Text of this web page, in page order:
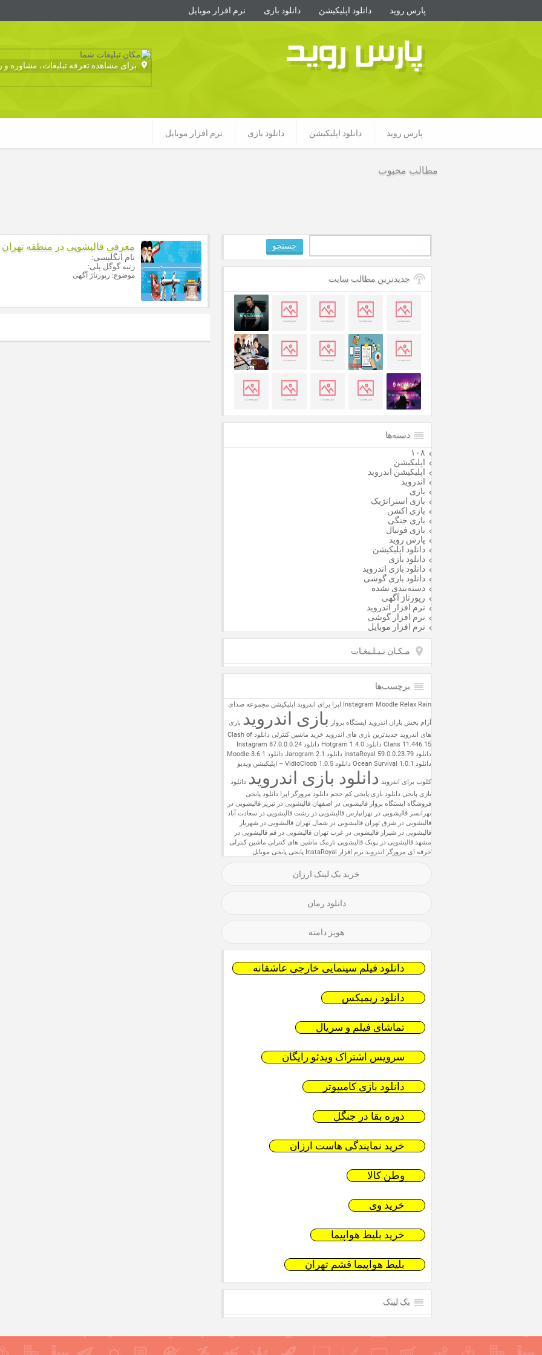
پارس روید دانلود اپلیکیشن دانلود بازی نرم افزار موبایل
پارس روید برای مشاهده تعرفه تبلیغات، مشاوره و
پارس روید دانلود اپلیکیشن دانلود بازی نرم افزار موبایل
مطالب محبوب
جستجو
جدیدترین مطالب سایت
دسته‌ها
۱۰۸
اپلیکیشن
اپلیکیشن اندروید
اندروید
بازی
بازی استراتژیک
بازی اکشن
بازی جنگی
بازی فوتبال
پارس روید
دانلود اپلیکیشن
دانلود بازی
دانلود بازی اندروید
دانلود بازی گوشی
دسته‌بندی نشده
رپورتاژ آگهی
نرم افزار اندروید
نرم افزار گوشی
نرم افزار موبایل
مـکـان تـبـلـیغـات
برچسب‌ها
Instagram Moodle Relax Rain اپرا برای اندروید اپلیکیشن مجموعه صدای
آرام بخش باران اندروید ایستگاه پرواز بازی اندروید بازی
های اندروید جدیدترین بازی های اندروید خرید ماشین کنترلی
دانلود Clash of
Clans 11.446.15 دانلود Hotgram 1.4.0
دانلود Instagram 87.0.0.0.24
دانلود InstaRoyal 59.0.0.23.79
دانلود Jarogram 2.1
دانلود Moodle 3.6.1
دانلود Ocean Survival 1.0.1
دانلود VidioCloob 1.0.5 – اپلیکیشن ویدیو
کلوب برای اندروید دانلود بازی اندروید دانلود
بازی پابجی دانلود بازی پابجی کم حجم دانلود مرورگر اپرا دانلود پابجی
فروشگاه ایستگاه پرواز قالیشویی در اصفهان قالیشویی در تبریز قالیشویی در
تهرانسر قالیشویی در تهرانپارس قالیشویی در رشت قالیشویی در سعادت آباد
قالیشویی در شرق تهران قالیشویی در شمال تهران قالیشویی در شهریار
قالیشویی در شیراز قالیشویی در غرب تهران قالیشویی در قم قالیشویی در
مشهد قالیشویی در پونک قالیشویی نارمک ماشین های کنترلی ماشین کنترلی
حرفه ای مرورگر اندروید نرم افزار InstaRoyal پابجی پابجی موبایل
خرید بک لینک ارزان
دانلود رمان
هویز دامنه
دانلود فیلم سینمایی خارجی عاشقانه
دانلود ریمیکس
تماشای فیلم و سریال
سرویس اشتراک ویدئو رایگان
دانلود بازی کامیپوتر
دوره بقا در جنگل
خرید نمایندگی هاست ارزان
وطن کالا
خرید وی
خرید بلیط هواپیما
بلیط هواپیما قشم تهران
بک لینک
معرفی قالیشویی در منطقه تهران
نام انگلیسی:
رتبه گوگل پلی:
موضوع: رپورتاژ آگهی